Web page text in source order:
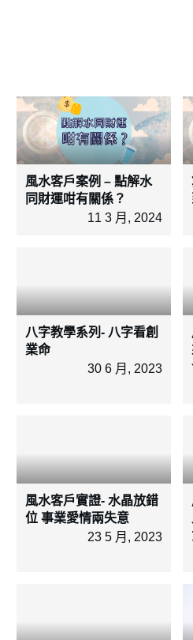
風水客戶案例 – 點解水
同財運咁有關係？
11 3 月, 2024
八字教學系列- 八字看創
業命
30 6 月, 2023
風水客戶實證- 水晶放錯
位 事業愛情兩失意
23 5 月, 2023